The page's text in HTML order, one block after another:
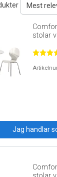
Mest
stolar
Jag handlar